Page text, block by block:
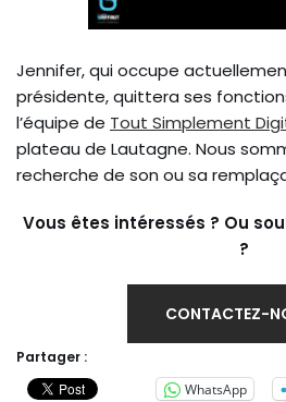
Jennifer, qui occupe
présidente, quittera ses
l’équipe de Tout Simplement
plateau de Lautagne. Nous
recherche de son ou sa
Vous êtes intéressés ? Ou
?
CONTACTEZ-
Partager :
WhatsApp